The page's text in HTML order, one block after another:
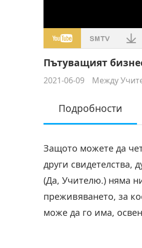
Пътуващият
2021-06-09 Между
Подробности
Защото можете да
други свидетелства,
(Да, Учителю.) няма
преживяването, за
може да го има,